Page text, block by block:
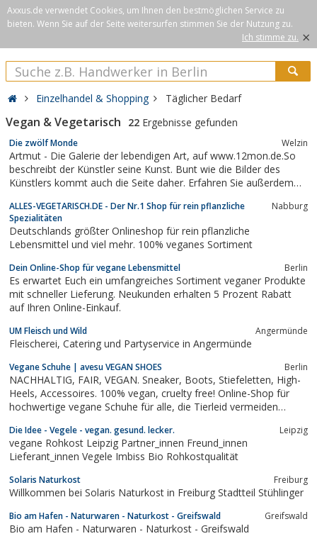
Axxus.de verwendet Cookies, um Ihnen den bestmöglichen Service zu
bieten. Wenn Sie auf der Seite weitersurfen stimmen Sie der Nutzung zu.
Ich stimme zu. ×
Einzelhandel & Shopping Täglicher Bedarf
Vegan & Vegetarisch 22 Ergebnisse gefunden
Die zwölf Monde Welzin
Artmut - Die Galerie der lebendigen Art, auf www.12mon.de.So
beschreibt der Künstler seine Kunst. Bunt wie die Bilder des
Künstlers kommt auch die Seite daher. Erfahren Sie außerdem
Sie warum Tierschutz wichtig ist und was jeder ganz einfach
dazu beitragen kann: Kochen...
ALLES-VEGETARISCH.DE - Der Nr.1 Shop für rein pflanzliche
Spezialitäten
Nabburg
Deutschlands größter Onlineshop für rein pflanzliche
Lebensmittel und viel mehr. 100% veganes Sortiment
Dein Online-Shop für vegane Lebensmittel Berlin
Es erwartet Euch ein umfangreiches Sortiment veganer Produkte
mit schneller Lieferung. Neukunden erhalten 5 Prozent Rabatt
auf Ihren Online-Einkauf.
UM Fleisch und Wild Angermünde
Fleischerei, Catering und Partyservice in Angermünde
Vegane Schuhe | avesu VEGAN SHOES Berlin
NACHHALTIG, FAIR, VEGAN. Sneaker, Boots, Stiefeletten, High-
Heels, Accessoires. 100% vegan, cruelty free! Online-Shop für
hochwertige vegane Schuhe für alle, die Tierleid vermeiden
sind lederfrei und frei von anderen tierischen Produkten. Die
verwendeten...
Die Idee - Vegele - vegan. gesund. lecker. Leipzig
vegane Rohkost Leipzig Partner_innen Freund_innen
Lieferant_innen Vegele Imbiss Bio Rohkostqualität
Solaris Naturkost Freiburg
Willkommen bei Solaris Naturkost in Freiburg Stadtteil Stühlinger
Bio am Hafen - Naturwaren - Naturkost - Greifswald Greifswald
Bio am Hafen - Naturwaren - Naturkost - Greifswald